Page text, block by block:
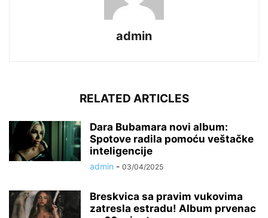
admin
RELATED ARTICLES
Dara Bubamara novi album:
Spotove radila pomoću veštačke
inteligencije
admin - 03/04/2025
Breskvica sa pravim vukovima
zatresla estradu! Album prvenac